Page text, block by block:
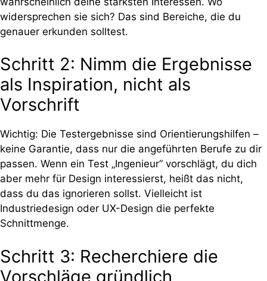
widersprechen sie sich? Das sind Bereiche, die du
genauer erkunden solltest.
Schritt 2: Nimm die Ergebnisse
als Inspiration, nicht als
Vorschrift
Wichtig: Die Testergebnisse sind Orientierungshilfen –
keine Garantie, dass nur die angeführten Berufe zu dir
passen. Wenn ein Test „Ingenieur“ vorschlägt, du dich
aber mehr für Design interessierst, heißt das nicht,
dass du das ignorieren sollst. Vielleicht ist
Industriedesign oder UX-Design die perfekte
Schnittmenge.
Schritt 3: Recherchiere die
Vorschläge gründlich